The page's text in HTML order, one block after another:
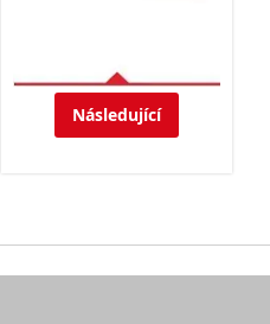
Následující